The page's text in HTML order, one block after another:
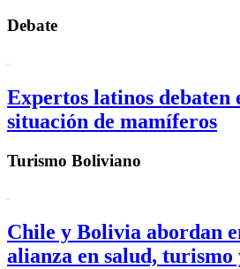
Debate
Expertos latinos debaten
situación de mamíferos
Turismo Boliviano
Chile y Bolivia abordan
alianza en salud,